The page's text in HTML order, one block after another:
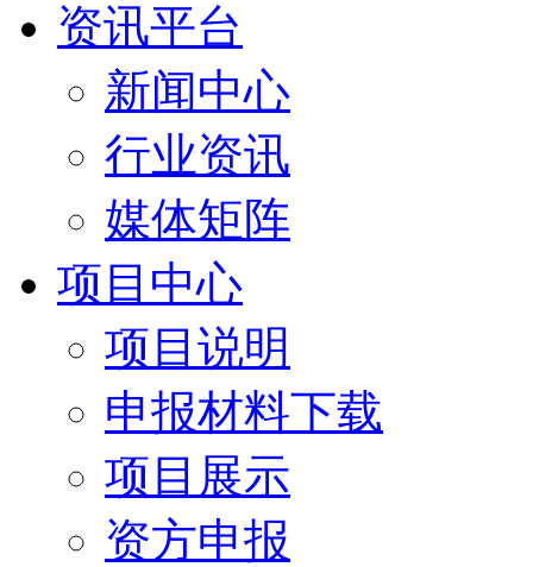
资讯平台
新闻中心
行业资讯
媒体矩阵
项目中心
项目说明
申报材料下载
项目展示
资方申报